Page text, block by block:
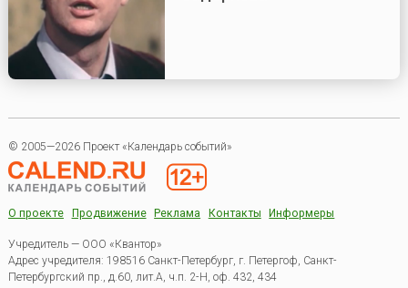
© 2005—2026 Проект «Календарь событий»
О проекте Продвижение Реклама Контакты Информеры
Учредитель — ООО «Квантор»
Адрес учредителя: 198516 Санкт-Петербург, г. Петергоф, Санкт-
Петербургский пр., д.60, лит.А, ч.п. 2-Н, оф. 432, 434